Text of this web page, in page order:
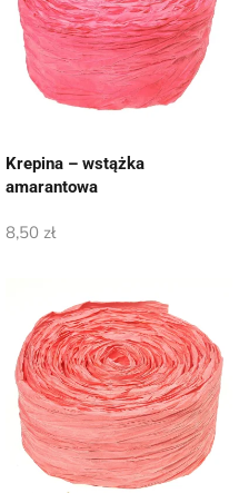
Krepina – wstążka
amarantowa
8,50 zł